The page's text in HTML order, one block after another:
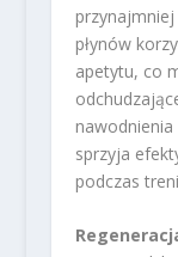
przynajmniej
płynów
apetytu, co
nawodnienia
sprzyja
podczas